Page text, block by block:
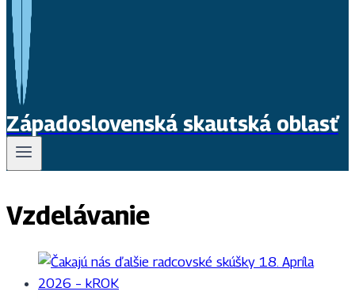
Západoslovenská skautská oblasť
Vzdelávanie